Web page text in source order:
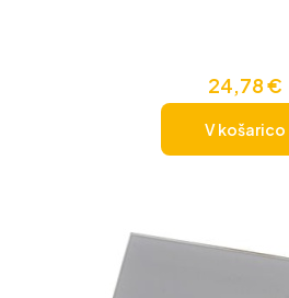
24,78€
V košarico